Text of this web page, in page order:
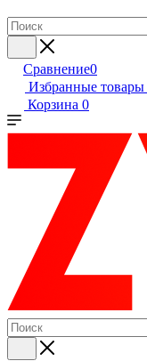
Сравнение0
Избранные товары
Корзина 0